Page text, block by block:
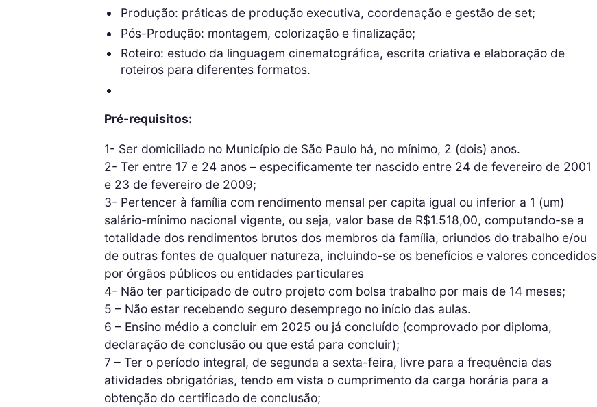
Produção: práticas de produção executiva, coordenação e gestão de set;
Pós-Produção: montagem, colorização e finalização;
Roteiro: estudo da linguagem cinematográfica, escrita criativa e elaboração de
roteiros para diferentes formatos.
Pré-requisitos:
1- Ser domiciliado no Município de São Paulo há, no mínimo, 2 (dois) anos.
2- Ter entre 17 e 24 anos – especificamente ter nascido entre 24 de fevereiro de 2001
e 23 de fevereiro de 2009;
3- Pertencer à família com rendimento mensal per capita igual ou inferior a 1 (um)
salário-mínimo nacional vigente, ou seja, valor base de R$1.518,00, computando-se a
totalidade dos rendimentos brutos dos membros da família, oriundos do trabalho e/ou
de outras fontes de qualquer natureza, incluindo-se os benefícios e valores concedidos
por órgãos públicos ou entidades particulares
4- Não ter participado de outro projeto com bolsa trabalho por mais de 14 meses;
5 – Não estar recebendo seguro desemprego no início das aulas.
6 – Ensino médio a concluir em 2025 ou já concluído (comprovado por diploma,
declaração de conclusão ou que está para concluir);
7 – Ter o período integral, de segunda a sexta-feira, livre para a frequência das
atividades obrigatórias, tendo em vista o cumprimento da carga horária para a
obtenção do certificado de conclusão;